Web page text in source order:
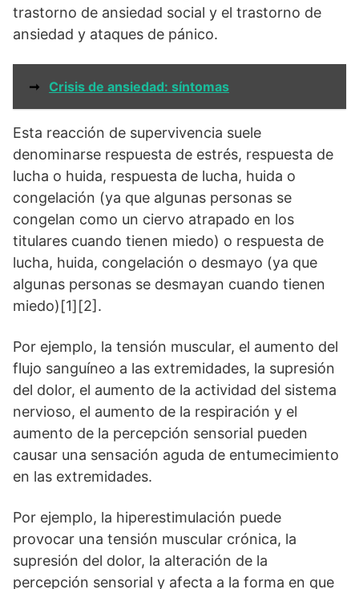
trastorno de ansiedad social y el trastorno de
ansiedad y ataques de pánico.
➞ Crisis de ansiedad: síntomas
Esta reacción de supervivencia suele
denominarse respuesta de estrés, respuesta de
lucha o huida, respuesta de lucha, huida o
congelación (ya que algunas personas se
congelan como un ciervo atrapado en los
titulares cuando tienen miedo) o respuesta de
lucha, huida, congelación o desmayo (ya que
algunas personas se desmayan cuando tienen
miedo)[1][2].
Por ejemplo, la tensión muscular, el aumento del
flujo sanguíneo a las extremidades, la supresión
del dolor, el aumento de la actividad del sistema
nervioso, el aumento de la respiración y el
aumento de la percepción sensorial pueden
causar una sensación aguda de entumecimiento
en las extremidades.
Por ejemplo, la hiperestimulación puede
provocar una tensión muscular crónica, la
supresión del dolor, la alteración de la
percepción sensorial y afecta a la forma en que